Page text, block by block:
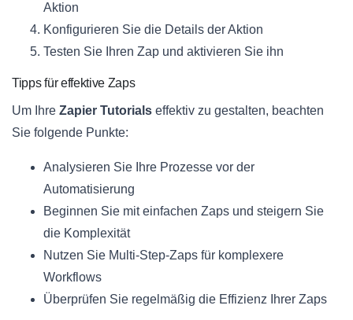
Aktion
Konfigurieren Sie die Details der Aktion
Testen Sie Ihren Zap und aktivieren Sie ihn
Tipps für effektive Zaps
Um Ihre Zapier Tutorials effektiv zu gestalten, beachten
Sie folgende Punkte:
Analysieren Sie Ihre Prozesse vor der
Automatisierung
Beginnen Sie mit einfachen Zaps und steigern Sie
die Komplexität
Nutzen Sie Multi-Step-Zaps für komplexere
Workflows
Überprüfen Sie regelmäßig die Effizienz Ihrer Zaps